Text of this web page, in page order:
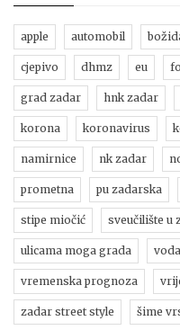
apple automobil
cjepivo dhmz eu
grad zadar hnk zadar
korona koronavirus
namirnice nk zadar
prometna pu zadarska
stipe miočić sveučilište u
ulicama moga grada voda
vremenska prognoza
zadar street style šime